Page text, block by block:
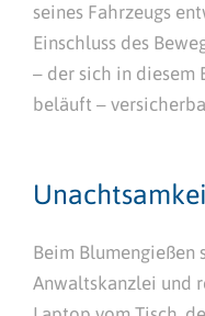
seines Fahrzeugs
Einschluss des
– der sich in diesem
beläuft –
Beim
Anwaltskanzlei und